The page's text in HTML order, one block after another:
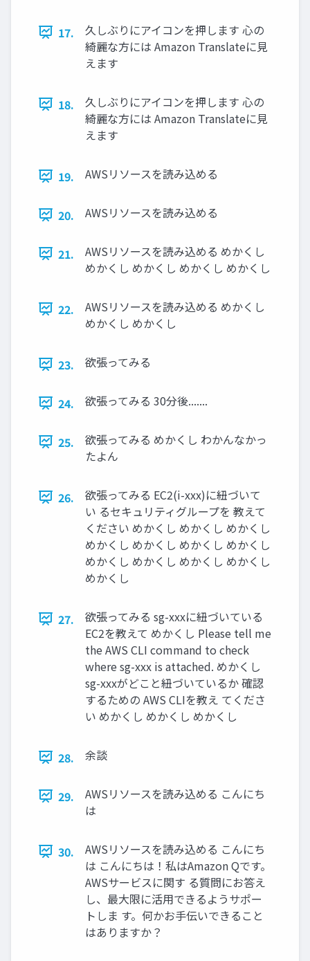
17.
久しぶりにアイコンを押します 心の
綺麗な方には Amazon Translateに見
えます
18.
久しぶりにアイコンを押します 心の
綺麗な方には Amazon Translateに見
えます
19. AWSリソースを読み込める
20. AWSリソースを読み込める
21.
AWSリソースを読み込める めかくし
めかくし めかくし めかくし めかくし
22.
AWSリソースを読み込める めかくし
めかくし めかくし
23. 欲張ってみる
24. 欲張ってみる 30分後.......
25.
欲張ってみる めかくし わかんなかっ
たよん
26.
欲張ってみる EC2(i-xxx)に紐づいて
い るセキュリティグループを 教えて
ください めかくし めかくし めかくし
めかくし めかくし めかくし めかくし
めかくし めかくし めかくし めかくし
めかくし
27.
欲張ってみる sg-xxxに紐づいている
EC2を教えて めかくし Please tell me
the AWS CLI command to check
where sg-xxx is attached. めかくし
sg-xxxがどこと紐づいているか 確認
するための AWS CLIを教え てくださ
い めかくし めかくし めかくし
28. 余談
29.
AWSリソースを読み込める こんにち
は
30.
AWSリソースを読み込める こんにち
は こんにちは！私はAmazon Qです。
AWSサービスに関す る質問にお答え
し、最大限に活用できるようサポー
トしま す。何かお手伝いできること
はありますか？